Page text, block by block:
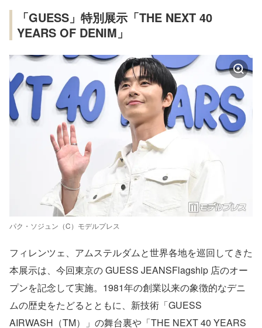
「GUESS」特別展示「THE NEXT 40
YEARS OF DENIM」
パク・ソジュン（C）モデルプレス
フィレンツェ、アムステルダムと世界各地を巡回してきた
本展示は、今回東京の GUESS JEANSFlagship 店のオー
プンを記念して実施。1981年の創業以来の象徴的なデニ
ムの歴史をたどるとともに、新技術「GUESS
AIRWASH（TM）」の舞台裏や「THE NEXT 40 YEARS